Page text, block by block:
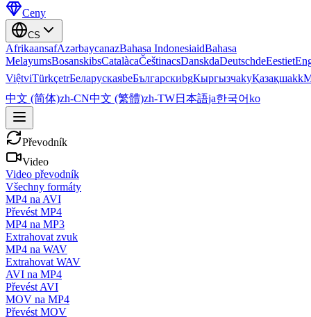
Ceny
CS
AfrikaansafAzərbaycanazBahasa IndonesiaidBahasa
MelayumsBosanskibsCatalàcaČeštinacsDanskdaDeutschdeEestiet
ViệtviTürkçetrБеларускаяbeБългарскиbgКыргызчаkyҚазақшаkk
中文 (简体)zh-CN中文 (繁體)zh-TW日本語ja한국어ko
Převodník
Video
Video převodník
Všechny formáty
MP4 na AVI
Převést MP4
MP4 na MP3
Extrahovat zvuk
MP4 na WAV
Extrahovat WAV
AVI na MP4
Převést AVI
MOV na MP4
Převést MOV